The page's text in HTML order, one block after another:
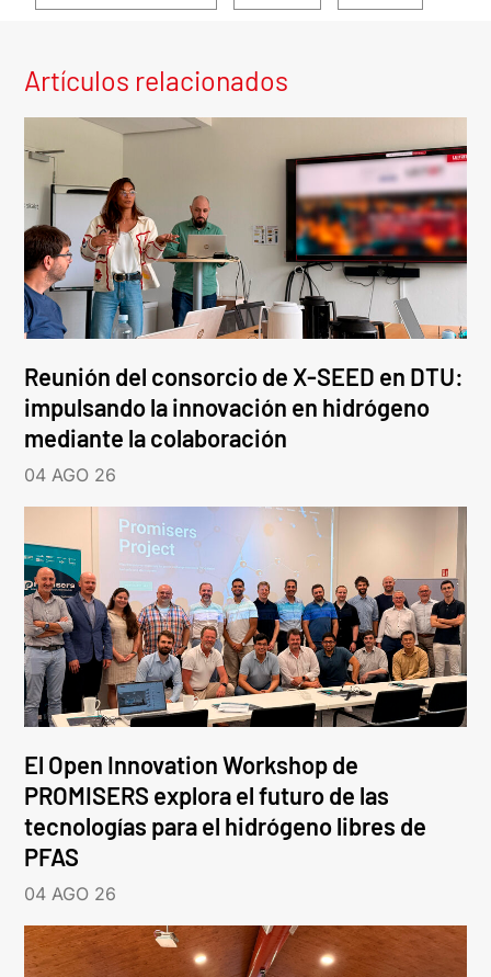
Artículos relacionados
Reunión del consorcio de X-SEED en DTU:
impulsando la innovación en hidrógeno
mediante la colaboración
04 AGO 26
El Open Innovation Workshop de
PROMISERS explora el futuro de las
tecnologías para el hidrógeno libres de
PFAS
04 AGO 26